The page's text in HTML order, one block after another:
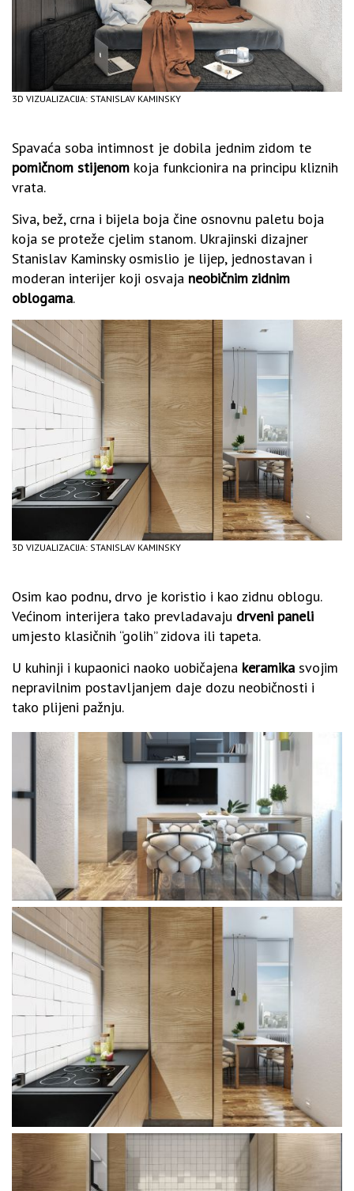
3D VIZUALIZACIJA: STANISLAV KAMINSKY
Spavaća soba intimnost je dobila jednim zidom te
pomičnom stijenom koja funkcionira na principu kliznih
vrata.
Siva, bež, crna i bijela boja čine osnovnu paletu boja
koja se proteže cjelim stanom. Ukrajinski dizajner
Stanislav Kaminsky osmislio je lijep, jednostavan i
moderan interijer koji osvaja neobičnim zidnim
oblogama.
3D VIZUALIZACIJA: STANISLAV KAMINSKY
Osim kao podnu, drvo je koristio i kao zidnu oblogu.
Većinom interijera tako prevladavaju drveni paneli
umjesto klasičnih “golih” zidova ili tapeta.
U kuhinji i kupaonici naoko uobičajena keramika svojim
nepravilnim postavljanjem daje dozu neobičnosti i
tako plijeni pažnju.